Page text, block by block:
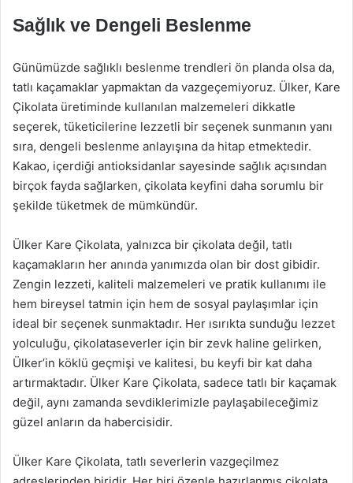
Sağlık ve Dengeli Beslenme
Günümüzde sağlıklı beslenme trendleri ön planda olsa da,
tatlı kaçamaklar yapmaktan da vazgeçemiyoruz. Ülker, Kare
Çikolata üretiminde kullanılan malzemeleri dikkatle
seçerek, tüketicilerine lezzetli bir seçenek sunmanın yanı
sıra, dengeli beslenme anlayışına da hitap etmektedir.
Kakao, içerdiği antioksidanlar sayesinde sağlık açısından
birçok fayda sağlarken, çikolata keyfini daha sorumlu bir
şekilde tüketmek de mümkündür.
Ülker Kare Çikolata, yalnızca bir çikolata değil, tatlı
kaçamakların her anında yanımızda olan bir dost gibidir.
Zengin lezzeti, kaliteli malzemeleri ve pratik kullanımı ile
hem bireysel tatmin için hem de sosyal paylaşımlar için
ideal bir seçenek sunmaktadır. Her ısırıkta sunduğu lezzet
yolculuğu, çikolataseverler için bir zevk haline gelirken,
Ülker’in köklü geçmişi ve kalitesi, bu keyfi bir kat daha
artırmaktadır. Ülker Kare Çikolata, sadece tatlı bir kaçamak
değil, aynı zamanda sevdiklerimizle paylaşabileceğimiz
güzel anların da habercisidir.
Ülker Kare Çikolata, tatlı severlerin vazgeçilmez